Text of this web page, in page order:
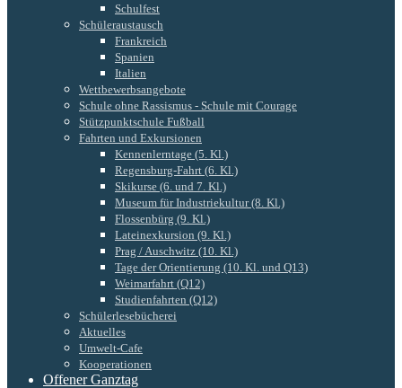
Schulfest
Schüleraustausch
Frankreich
Spanien
Italien
Wettbewerbsangebote
Schule ohne Rassismus - Schule mit Courage
Stützpunktschule Fußball
Fahrten und Exkursionen
Kennenlerntage (5. Kl.)
Regensburg-Fahrt (6. Kl.)
Skikurse (6. und 7. Kl.)
Museum für Industriekultur (8. Kl.)
Flossenbürg (9. Kl.)
Lateinexkursion (9. Kl.)
Prag / Auschwitz (10. Kl.)
Tage der Orientierung (10. Kl. und Q13)
Weimarfahrt (Q12)
Studienfahrten (Q12)
Schülerlesebücherei
Aktuelles
Umwelt-Cafe
Kooperationen
Offener Ganztag